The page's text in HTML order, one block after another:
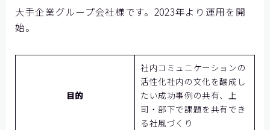
大手企業グループ会社様です。2023年より運用を開
始。
目的
社内コミュニケーションの
活性化社内の文化を醸成し
たい成功事例の共有、上
司・部下で課題を共有でき
る社風づくり